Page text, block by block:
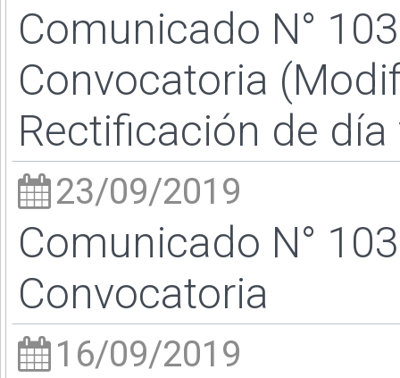
Comunicado N°
Convocatoria
Rectificación de día
23/09/2019
Comunicado N°
Convocatoria
16/09/2019